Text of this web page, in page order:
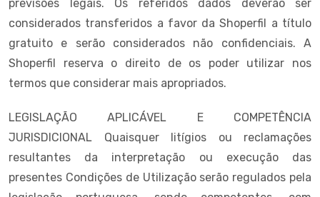
previsões legais. Os referidos dados deverão ser
considerados transferidos a favor da Shoperfil a título
gratuito e serão considerados não confidenciais. A
Shoperfil reserva o direito de os poder utilizar nos
termos que considerar mais apropriados.
LEGISLAÇÃO APLICÁVEL E COMPETÊNCIA
JURISDICIONAL Quaisquer litígios ou reclamações
resultantes da interpretação ou execução das
presentes Condições de Utilização serão regulados pela